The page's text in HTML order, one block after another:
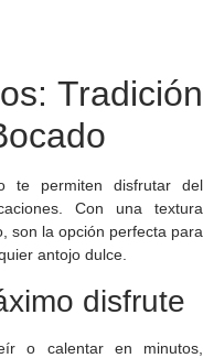
Tradición
te permiten disfrutar del
Con una textura
son la opción perfecta para
antojo dulce.
disfrute
o calentar en minutos,